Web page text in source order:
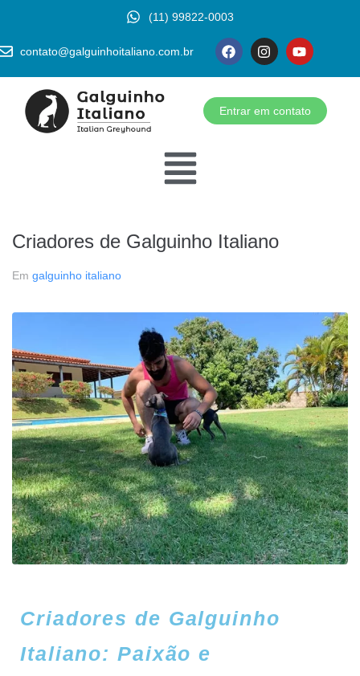
(11) 99822-0003
contato@galguinhoitaliano.com.br
Entrar em contato
Criadores de Galguinho Italiano
Em galguinho italiano
Criadores de Galguinho
Italiano: Paixão e